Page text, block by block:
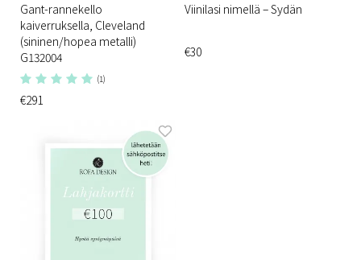
Gant-rannekello
kaiverruksella, Cleveland
(sininen/hopea metalli)
G132004
(1)
€291
Viinilasi nimellä – Sydän
€30